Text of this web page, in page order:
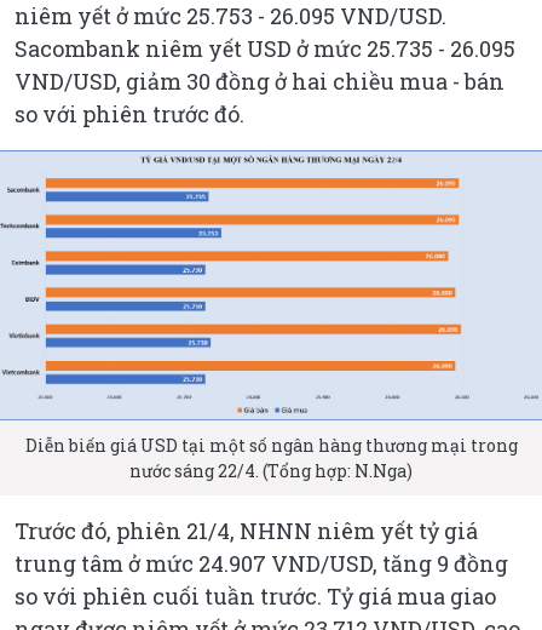
niêm yết ở mức 25.753 - 26.095 VND/USD.
Sacombank niêm yết USD ở mức 25.735 - 26.095
VND/USD, giảm 30 đồng ở hai chiều mua - bán
so với phiên trước đó.
Diễn biến giá USD tại một số ngân hàng thương mại trong
nước sáng 22/4. (Tổng hợp: N.Nga)
Trước đó, phiên 21/4, NHNN niêm yết tỷ giá
trung tâm ở mức 24.907 VND/USD, tăng 9 đồng
so với phiên cuối tuần trước. Tỷ giá mua giao